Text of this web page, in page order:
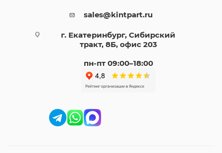
sales@kintpart.ru
г. Екатеринбург, Сибирский
тракт, 8Б, офис 203
пн-пт 09:00–18:00